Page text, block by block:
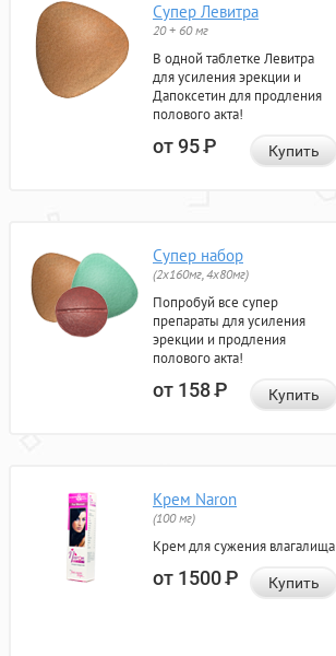
Супер Левитра
20 + 60 мг
В одной таблетке Левитра
для усиления эрекции и
Дапоксетин для продления
полового акта!
от 95Р Купить
Супер набор
(2х160мг, 4х80мг)
Попробуй все супер
препараты для усиления
эрекции и продления
полового акта!
от 158Р Купить
Крем Naron
(100 мг)
Крем для сужения влагалища
от 1500Р Купить